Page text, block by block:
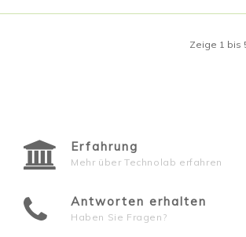
Zeige 1 bis
Erfahrung
Mehr über Technolab erfahren
Antworten erhalten
Haben Sie Fragen?